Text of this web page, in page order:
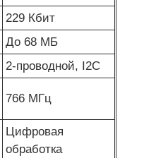
229 Кбит
До 68 МБ
2-проводной, I2C
766 МГц
Цифровая
обработка